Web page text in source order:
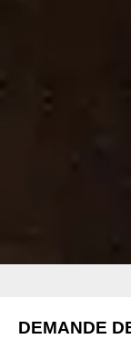
DEMANDE